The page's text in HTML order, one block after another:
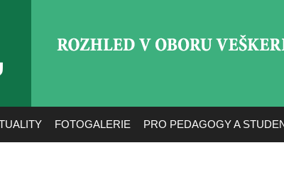
FOTOGALERIE PRO PEDAGOGY A